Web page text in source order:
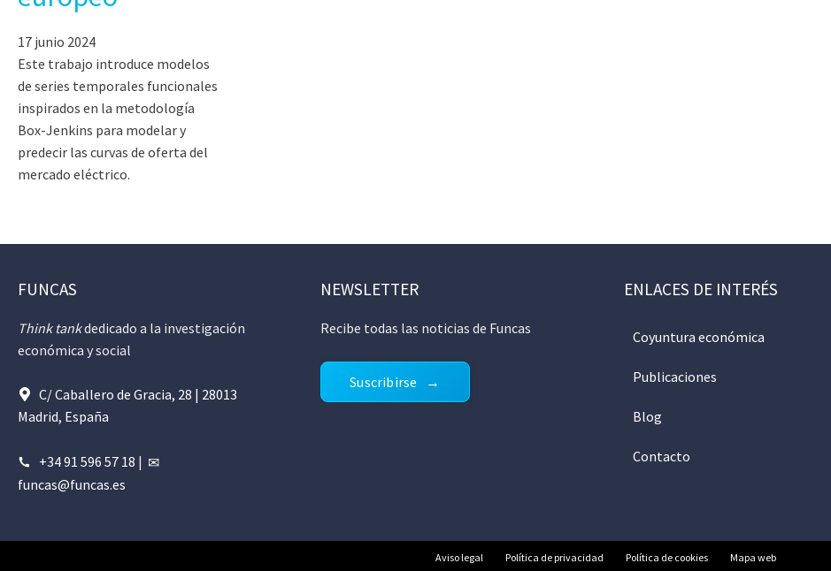
17 junio 2024
Este trabajo introduce modelos
de series temporales funcionales
inspirados en la metodología
Box-Jenkins para modelar y
predecir las curvas de oferta del
mercado eléctrico.
FUNCAS
Think tankdedicado a la investigación
económica y social
C/ Caballero de Gracia, 28 | 28013
Madrid, España
+34 91 596 57 18 |
funcas@funcas.es
NEWSLETTER
Recibe todas las noticias de Funcas
Suscribirse
ENLACES DE INTERÉS
Coyuntura económica
Publicaciones
Blog
Contacto
Aviso legal Política de privacidad Política de cookies Mapa web